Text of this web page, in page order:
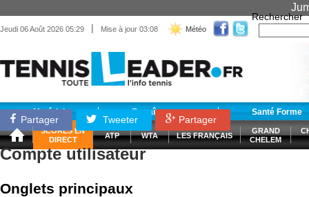
Jeudi 06 Août 2026 05:29 | Mise à jour 03:08 Météo
Rechercher
Matériel Entraînement Santé Forme
SCORES EN
DIRECT
ATP WTA LES FRANÇAIS
GRAND
CHELEM
Partager Tweeter Partager
Compte utilisateur
Onglets principaux